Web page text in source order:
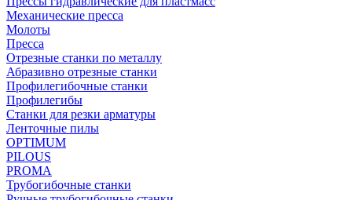
Механические пресса
Молоты
Пресса
Отрезные станки по металлу
Абразивно отрезные станки
Профилегибочные станки
Профилегибы
Станки для резки арматуры
Ленточные пилы
OPTIMUM
PILOUS
PROMA
Трубогибочные станки